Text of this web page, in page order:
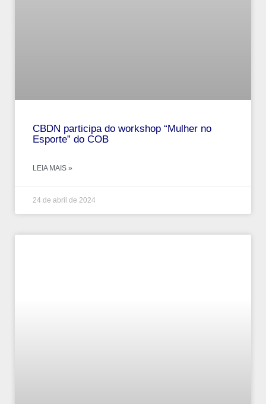
CBDN participa do workshop “Mulher no
Esporte” do COB
LEIA MAIS »
24 de abril de 2024